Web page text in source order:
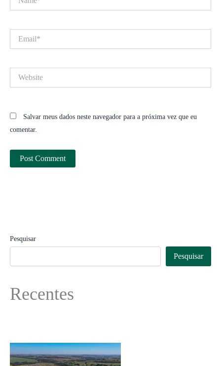
Salvar meus dados neste navegador para a próxima vez que eu
comentar.
Pesquisar
Pesquisar
Recentes